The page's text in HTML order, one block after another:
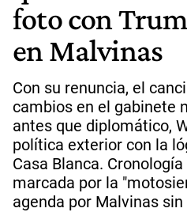
foto con
en Malvinas
Con su renuncia, el
cambios en el gabinete
antes que diplomático,
política exterior con la
Casa Blanca.
marcada por la
agenda por Malvinas